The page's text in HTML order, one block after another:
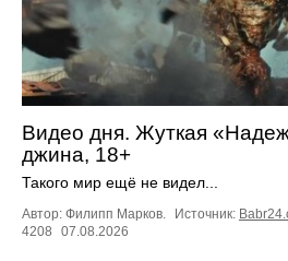
Видео дня. Жуткая
джина, 18+
Такого мир ещё не видел...
Автор: Филипп Марков. Источник:
4208
07.08.2026